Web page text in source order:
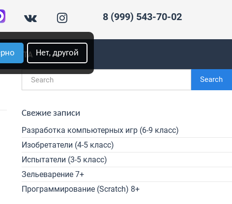
Нет, другой
8 (999) 543-70-02
ОПЛАТА
Search
Свежие записи
Разработка компьютерных игр (6-9 класс)
Изобретатели (4-5 класс)
Испытатели (3-5 класс)
Зельеварение 7+
Программирование (Scratch) 8+